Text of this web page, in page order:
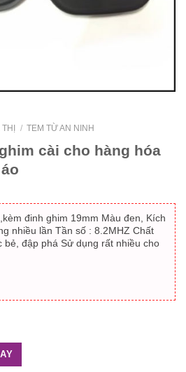
/ TEM TỪ AN NINH
cài cho hàng hóa
đinh ghim 19mm Màu đen, Kích
nhiều lần Tần số : 8.2MHZ Chất
bẻ, đập phá Sử dụng rất nhiều cho
cho hàng hóa thời trang, quần áo số